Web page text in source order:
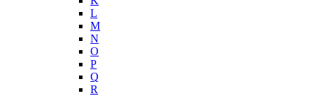
L
M
N
O
P
Q
R